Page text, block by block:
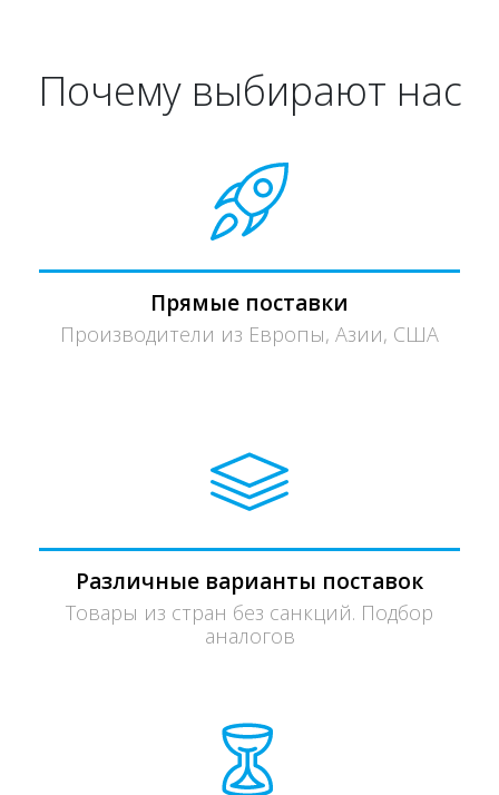
Почему выбирают нас
Прямые поставки
Производители из Европы, Азии, США
Различные варианты поставок
Товары из стран без санкций. Подбор
аналогов